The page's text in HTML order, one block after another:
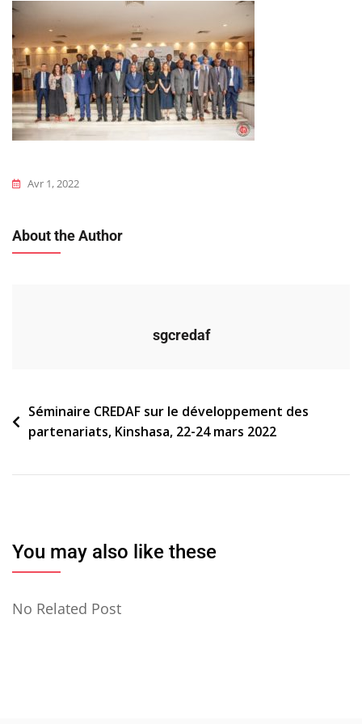
Avr 1, 2022
About the Author
sgcredaf
Navigation
de
Séminaire CREDAF sur le développement des
partenariats, Kinshasa, 22-24 mars 2022
You may also like these
No Related Post